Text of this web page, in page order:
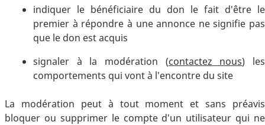
indiquer le bénéficiaire du don le fait d'être le
premier à répondre à une annonce ne signifie pas
que le don est acquis
signaler à la modération (contactez nous) les
comportements qui vont à l'encontre du site
La modération peut à tout moment et sans préavis
bloquer ou supprimer le compte d'un utilisateur qui ne